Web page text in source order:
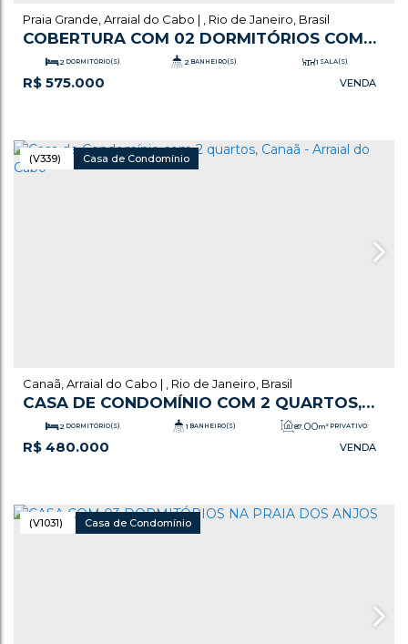
COBERTURA COM 02 DORMITÓRIOS COM
VISTA PRO MAR
R$ 575.000
Praia Grande Arraial do Cabo Rio de Janeiro Brasil
2 DORMITÓRIO(S) 2 BANHEIRO(S) 1 SALA(S)
TOTAL:
136.00 m²
(V339) Casa de Condomínio
CASA DE CONDOMÍNIO COM 2 QUARTOS,
CANAÃ - ARRAIAL DO CABO
R$ 480.000
Canaã Arraial do Cabo Rio de Janeiro Brasil
2 DORMITÓRIO(S) 1 BANHEIRO(S) PRIVATIVO:
87 .00m²
1 SALA(S) ÚTIL:
(V1031) Casa de Condomínio